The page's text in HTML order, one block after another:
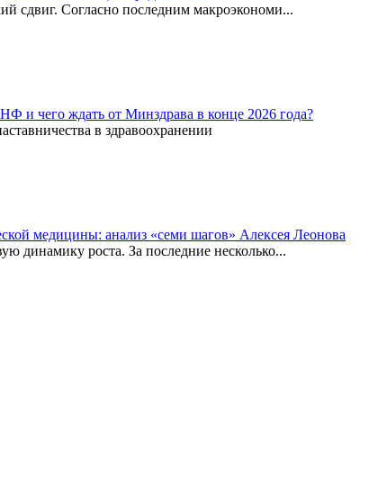
сдвиг. Согласно последним макроэкономи...
и чего ждать от Минздрава в конце 2026 года?
в здравоохранении
медицины: анализ «семи шагов» Алексея Леонова
динамику роста. За последние несколько...